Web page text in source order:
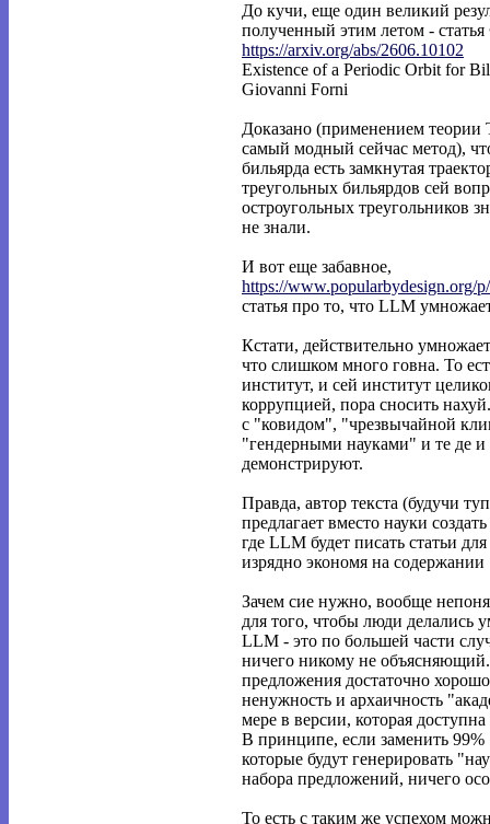
До кучи, еще один великий
полученный этим летом -
https://arxiv.org/abs/2606.10102
Existence of a Periodic Orbit for
Giovanni Forni
Доказано (применением теории
самый модный сейчас метод),
бильярда есть замкнутая
треугольных бильярдов сей
остроугольных треугольников
не знали.
И вот еще забавное,
https://www.popularbydesign.org/
статья про то, что LLM
Кстати, действительно
что слишком много говна. То
институт, и сей институт
коррупцией, пора сносить
с "ковидом", "чрезвычайной
"гендерными науками" и те де и
демонстрируют.
Правда, автор текста (будучи
предлагает вместо науки
где LLM будет писать статьи
изрядно экономя на
Зачем сие нужно, вообще
для того, чтобы люди делались
LLM - это по большей части
ничего никому не
предложения достаточно
ненужность и архаичность
мере в версии, которая
В принципе, если заменить
которые будут генерировать
набора предложений, ничего
То есть с таким же успехом